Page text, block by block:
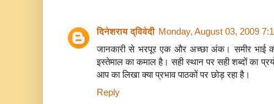
* लहसून-" मुझे एवम अमचूर दोनो को सम मात्रा मे
* लहसून-"मेरा पाक बनाकर खाने से पक्षघात की
दिनेशराय द्विवेदी Monday, August 03, 2009
जानकारी से भरपूर एक और अच्छा अंक। समीर भाई
इस्तेमाल का कमाल है। सही स्थान पर सही शब्दों का
आप का लिखा क्या प्रभाव पाठकों पर छोड़ रहा है।
Reply